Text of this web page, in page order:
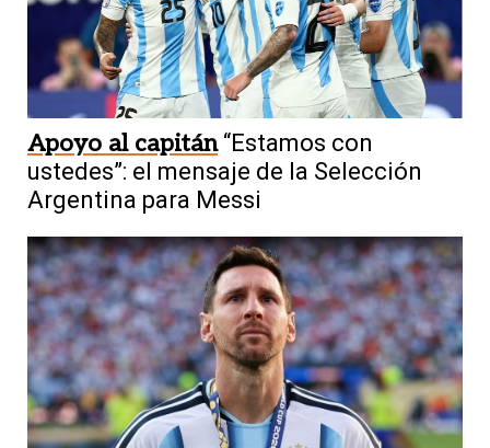
Apoyo al capitán “Estamos con
ustedes”: el mensaje de la Selección
Argentina para Messi